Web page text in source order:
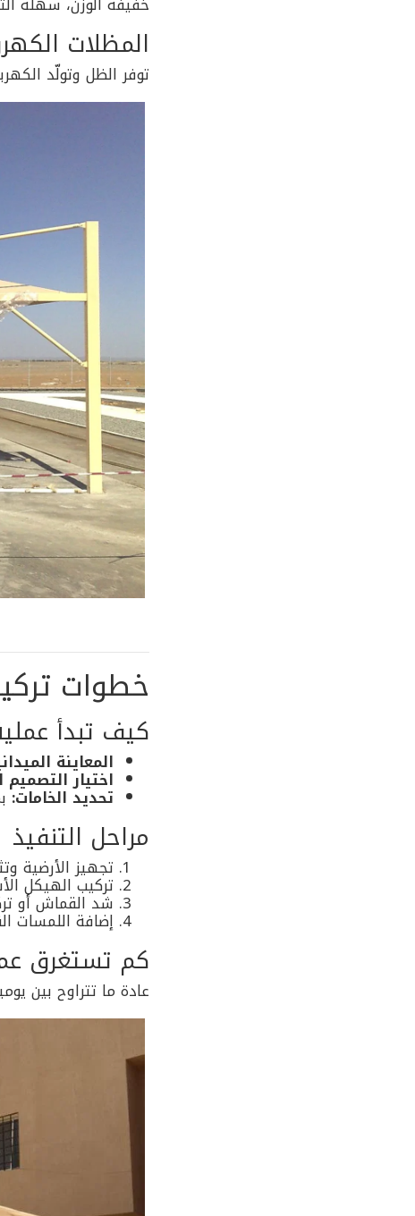
المظلات
توفر الظل وتولّد
خطوات
كيف تبدأ
المعاينة
اختيار
تحديد الخامات:
مراحل التنفيذ
تجهيز الأرضية
تركيب الهيكل
شد القماش أو
إضافة اللمسات
كم تستغرق
عادة ما تتراوح بين